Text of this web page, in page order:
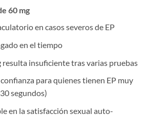
60 mg
en casos severos de EP
en el tiempo
resulta insuficiente tras varias pruebas
para quienes tienen EP muy
segundos)
en la satisfacción sexual auto-